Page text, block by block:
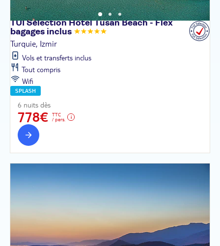
TUI Sélection Hôtel Tusan Beach - Flex
bagages inclus
Turquie, Izmir
Vols et transferts inclus
Tout compris
Wifi
SPLASH
6 nuits dès
778€
TTC
/ pers.